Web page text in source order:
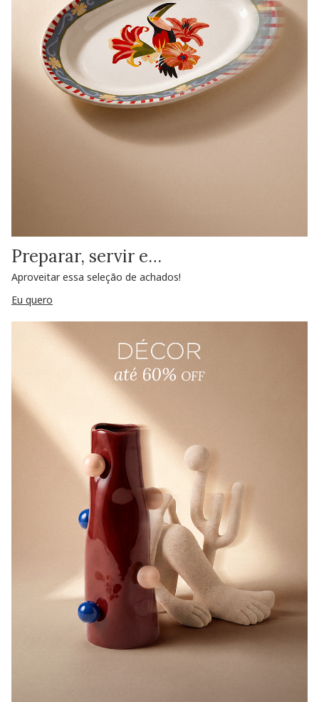
Preparar, servir e…
Aproveitar essa seleção de achados!
Eu quero